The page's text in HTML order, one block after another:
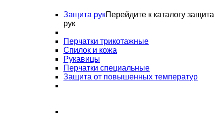
Защита рукПерейдите к каталогу защита
рук
Перчатки трикотажные
Спилок и кожа
Рукавицы
Перчатки специальные
Защита от повышенных температур